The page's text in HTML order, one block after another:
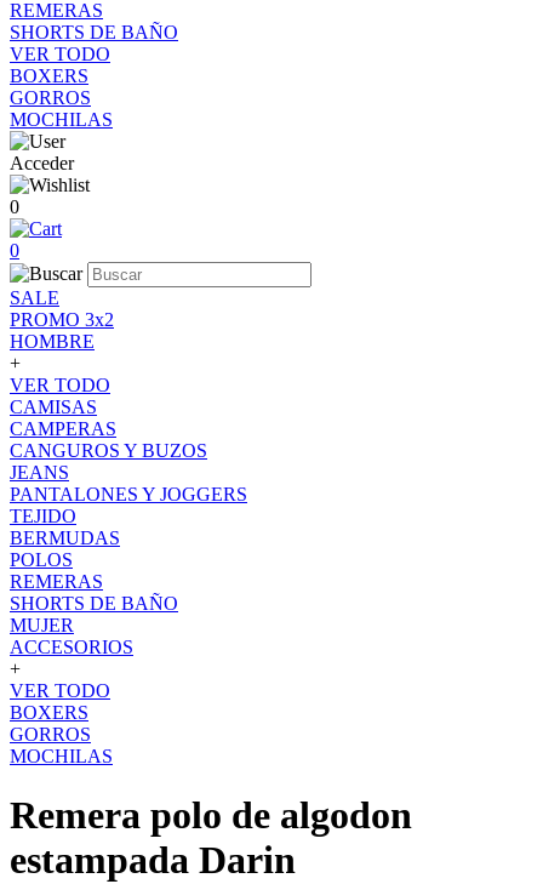
REMERAS
SHORTS DE BAÑO
VER TODO
BOXERS
GORROS
MOCHILAS
Acceder
0
0
SALE
PROMO 3x2
HOMBRE
+
VER TODO
CAMISAS
CAMPERAS
CANGUROS Y BUZOS
JEANS
PANTALONES Y JOGGERS
TEJIDO
BERMUDAS
POLOS
REMERAS
SHORTS DE BAÑO
MUJER
ACCESORIOS
+
VER TODO
BOXERS
GORROS
MOCHILAS
Remera polo de algodon
estampada Darin